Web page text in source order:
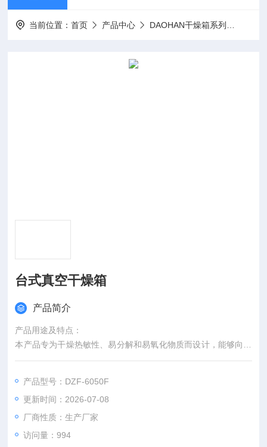
当前位置：首页 产品中心 DAOHAN干燥箱系列
台式真空干燥箱
产品简介
产品用途及特点：
本产品专为干燥热敏性、易分解和易氧化物质而设计，能够向内
部充入惰性气体，特别是一些成分复杂的物品也能进行快速干
热处理等。
产品特点：
1．箱体采用优质冷轧钢板，表面静电粉末喷涂，涂层坚硬牢
固，有的防锈能力。
产品型号：DZF-6050F
更新时间：2026-07-08
厂商性质：生产厂家
访问量：994